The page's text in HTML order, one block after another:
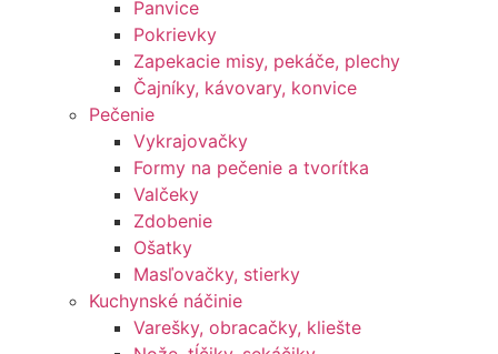
Panvice
Pokrievky
Zapekacie misy, pekáče, plechy
Čajníky, kávovary, konvice
Pečenie
Vykrajovačky
Formy na pečenie a tvorítka
Valčeky
Zdobenie
Ošatky
Masľovačky, stierky
Kuchynské náčinie
Varešky, obracačky, kliešte